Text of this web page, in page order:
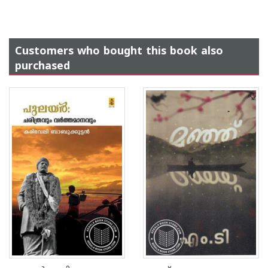
Customers who bought this book also
purchased